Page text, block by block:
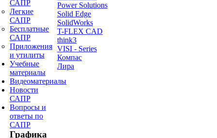
САПР
Легкие
САПР
Бесплатные
САПР
Приложения
и утилиты
Учебные
материалы
Видеоматериалы
Новости
САПР
Вопросы и
ответы по
САПР
Графика
Power Solutions
Solid Edge
SolidWorks
T-FLEX CAD
think3
VISI - Series
Компас
Лира